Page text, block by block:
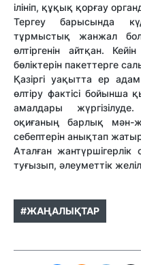
ілініп, құқық қорғау
Тергеу барысында
тұрмыстық жанжал
өлтіргенін айтқан.
бөліктерін пакеттерге
Қазіргі уақытта ер
өлтіру фактісі бойынша
амалдары
оқиғаның барлық
себептерін анықтап
Аталған
туғызып, әлеуметтік
#ЖАҢАЛЫҚТАР